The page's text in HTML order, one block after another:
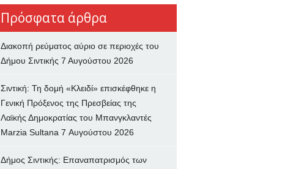
Πρόσφατα άρθρα
Διακοπή ρεύματος αύριο σε περιοχές του
Δήμου Σιντικής 7 Αυγούστου 2026
Σιντική: Τη δομή «Κλειδί» επισκέφθηκε η
Γενική Πρόξενος της Πρεσβείας της
Λαϊκής Δημοκρατίας του Μπανγκλαντές
Marzia Sultana 7 Αυγούστου 2026
Δήμος Σιντικής: Επαναπατρισμός των